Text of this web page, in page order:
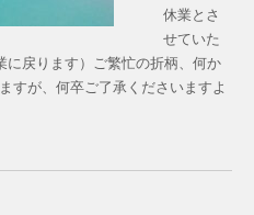
休業とさ
せていた
に戻ります）ご繁忙の折柄、何か
すが、何卒ご了承くださいますよ